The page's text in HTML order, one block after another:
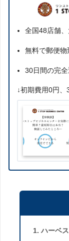
全国48店舗
無料で郵便物
30日間の完
↓初期費用0円
ハーベ